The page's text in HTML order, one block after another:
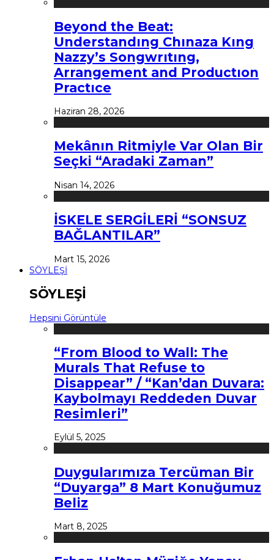
Beyond the Beat:
Understandıng Chınaza Kıng
Nazzy’s Songwrıtıng,
Arrangement and Productıon
Practıce
Haziran 28, 2026
Mekânın Ritmiyle Var Olan Bir
Seçki “Aradaki Zaman”
Nisan 14, 2026
İSKELE SERGİLERİ “SONSUZ
BAĞLANTILAR”
Mart 15, 2026
SÖYLEŞİ
SÖYLEŞİ
Hepsini Görüntüle
“From Blood to Wall: The
Murals That Refuse to
Disappear” / “Kan’dan Duvara:
Kaybolmayı Reddeden Duvar
Resimleri”
Eylül 5, 2025
Duygularımıza Tercüman Bir
“Duyarga” 8 Mart Konuğumuz
Beliz
Mart 8, 2025